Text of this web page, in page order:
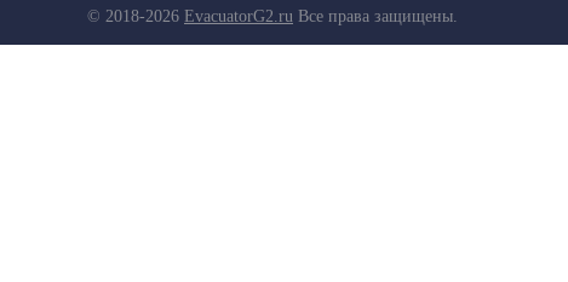
© 2018-2026 EvacuatorG2.ru Все права защищены.